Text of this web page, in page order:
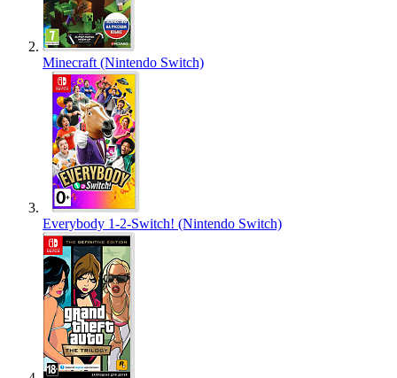
Minecraft (Nintendo Switch)
Everybody 1-2-Switch! (Nintendo Switch)